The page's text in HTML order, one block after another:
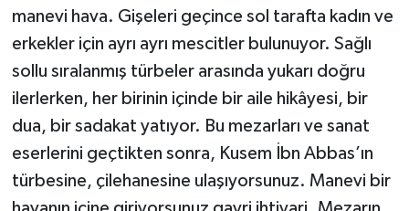
manevi hava. Gişeleri geçince sol tarafta kadın ve
erkekler için ayrı ayrı mescitler bulunuyor. Sağlı
sollu sıralanmış türbeler arasında yukarı doğru
ilerlerken, her birinin içinde bir aile hikâyesi, bir
dua, bir sadakat yatıyor. Bu mezarları ve sanat
eserlerini geçtikten sonra, Kusem İbn Abbas’ın
türbesine, çilehanesine ulaşıyorsunuz. Manevi bir